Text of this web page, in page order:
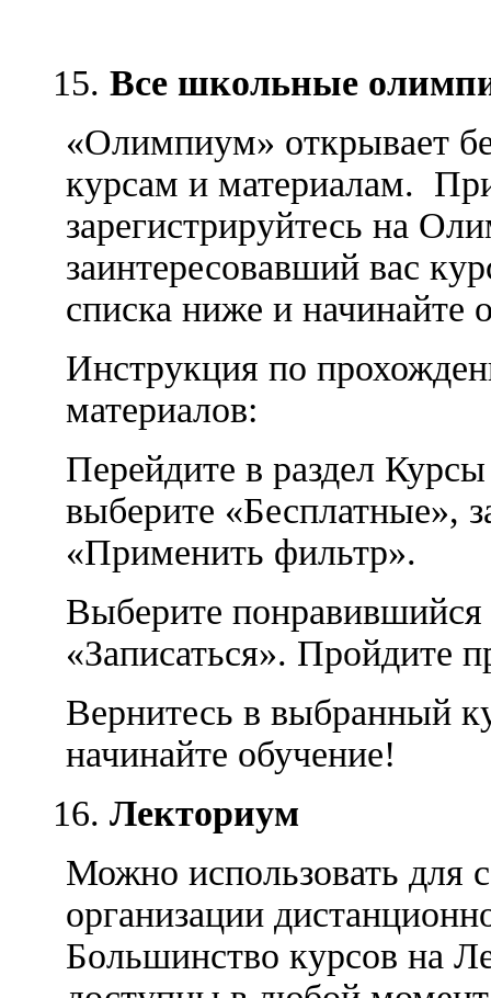
Все школьные
«Олимпиум» открывает
курсам и материалам.
зарегистрируйтесь на
заинтересовавший вас
списка ниже и начинайте
Инструкция по
материалов:
Перейдите в раздел
выберите «Бесплатные»,
«Применить фильтр».
Выберите
«Записаться». Пройдите
Вернитесь в выбранный
начинайте обучение!
Лекториум
Можно использовать для
организации
Большинство курсов на